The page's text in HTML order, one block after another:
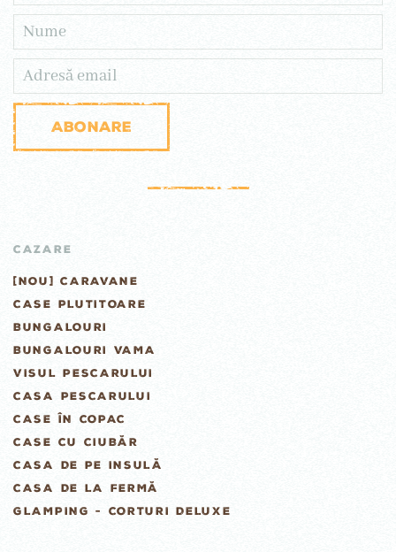
Abonare
CAZARE
[NOU] CARAVANE
CASE PLUTITOARE
BUNGALOURI
BUNGALOURI VAMA
VISUL PESCARULUI
CASA PESCARULUI
CASE ÎN COPAC
CASE CU CIUBĂR
CASA DE PE INSULĂ
CASA DE LA FERMĂ
GLAMPING - CORTURI DELUXE